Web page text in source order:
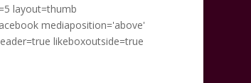
layout=thumb
mediaposition='above'
likeboxoutside=true